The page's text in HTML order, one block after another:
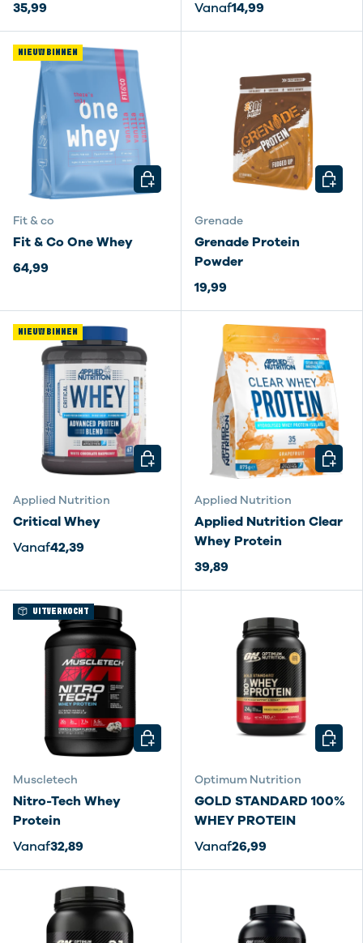
35,99
Vanaf14,99
NIEUW BINNEN
Fit & co
Fit & Co One Whey
64,99
KIES MOGELIJKHEDEN
Grenade
Grenade Protein
Powder
19,99
KIES
NIEUW BINNEN
Applied Nutrition
Critical Whey
Vanaf42,39
KIES MOGELIJKHEDEN
Applied Nutrition
Applied Nutrition Clear
Whey Protein
39,89
KIES
UITVERKOCHT
Muscletech
Nitro-Tech Whey
Protein
Vanaf32,89
KIES MOGELIJKHEDEN
Optimum Nutrition
GOLD STANDARD 100%
WHEY PROTEIN
Vanaf26,99
KIES